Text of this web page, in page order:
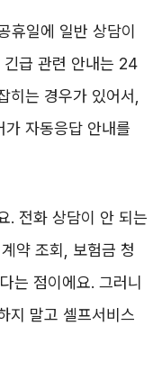
휴일에 일반 상담이
긴급 관련 안내는 24
히는 경우가 있어서,
자동응답 안내를
. 전화 상담이 안 되는
약 조회, 보험금 청
는 점이에요. 그러니
지 말고 셀프서비스